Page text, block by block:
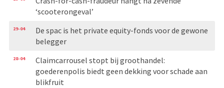
‘scooterongeval’
29-04
De spac is het private equity-fonds voor de gewone
belegger
28-04
Claimcarrousel stopt bij groothandel:
goederenpolis biedt geen dekking voor schade aan
blikfruit